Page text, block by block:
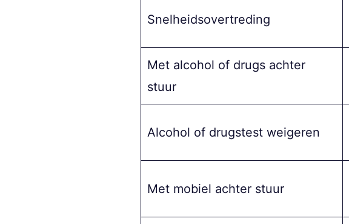
Snelheidsovertreding
Met alcohol of drugs achter
stuur
Alcohol of drugstest weigeren
Met mobiel achter stuur